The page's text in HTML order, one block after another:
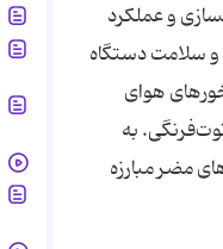
و عملکرد
و سلامت دستگاه
آلودگی هوا بخور نخورهای هوای
به
مضر مبارزه